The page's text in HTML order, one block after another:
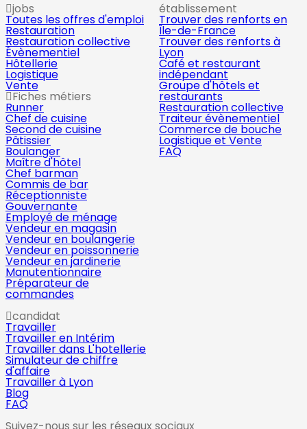
jobs
Toutes les offres d'emploi
Restauration
Restauration collective
Évènementiel
Hôtellerie
Logistique
Vente
Fiches métiers
Runner
Chef de cuisine
Second de cuisine
Pâtissier
Boulanger
Maître d'hôtel
Chef barman
Commis de bar
Réceptionniste
Gouvernante
Employé de ménage
Vendeur en magasin
Vendeur en boulangerie
Vendeur en poissonnerie
Vendeur en jardinerie
Manutentionnaire
Préparateur de
commandes
établissement
Trouver des renforts en
Île-de-France
Trouver des renforts à
Lyon
Café et restaurant
indépendant
Groupe d'hôtels et
restaurants
Restauration collective
Traiteur évènementiel
Commerce de bouche
Logistique et Vente
FAQ
candidat
Travailler
Travailler en Intérim
Travailler dans L'hotellerie
Simulateur de chiffre
d'affaire
Travailler à Lyon
Blog
FAQ